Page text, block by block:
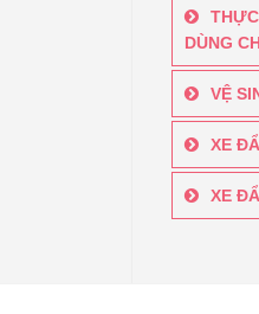
DÙNG
VỆ
XE
XE